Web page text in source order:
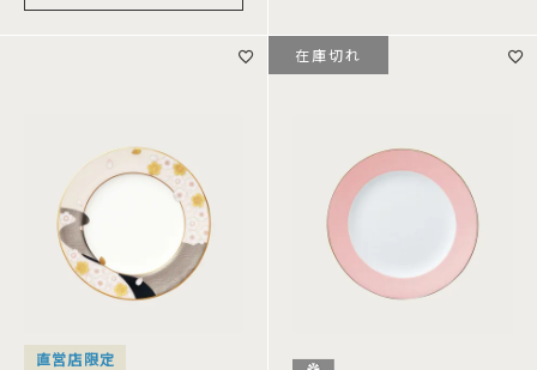
直営店限定
在庫切れ